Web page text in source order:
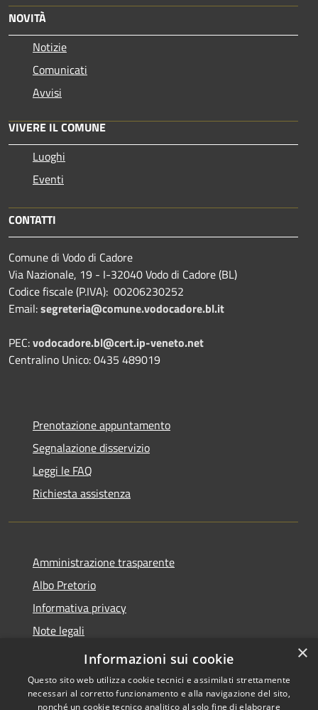
NOVITÀ
Notizie
Comunicati
Avvisi
VIVERE IL COMUNE
Luoghi
Eventi
CONTATTI
Comune di Vodo di Cadore
Via Nazionale, 19 - I-32040 Vodo di Cadore (BL)
Codice fiscale (P.IVA): 00206230252
Email:segreteria@comune.vodocadore.bl.it
PEC:vodocadore.bl@cert.ip-veneto.net
Centralino Unico: 0435 489019
Prenotazione appuntamento
Segnalazione disservizio
Leggi le FAQ
Richiesta assistenza
Amministrazione trasparente
Albo Pretorio
Informativa privacy
Note legali
Dichiarazione di accessibilità
×
Informazioni sui cookie
Questo sito web utilizza cookie tecnici e assimilati strettamente
necessari al corretto funzionamento e alla navigazione del sito,
nonché un cookie tecnico analitico al solo fine di elaborare